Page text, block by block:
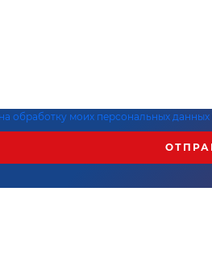
обработку моих персональных данных